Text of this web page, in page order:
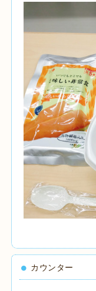
カウンター